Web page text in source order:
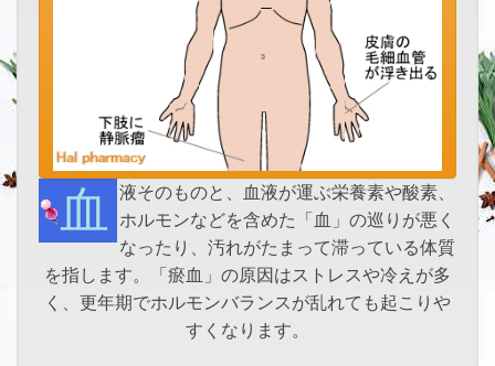
血液そのものと、血液が運ぶ栄養素や酸素、
ホルモンなどを含めた「血」の巡りが悪く
なったり、汚れがたまって滞っている体質
を指します。「瘀血」の原因はストレスや冷えが多
く、更年期でホルモンバランスが乱れても起こりや
すくなります。